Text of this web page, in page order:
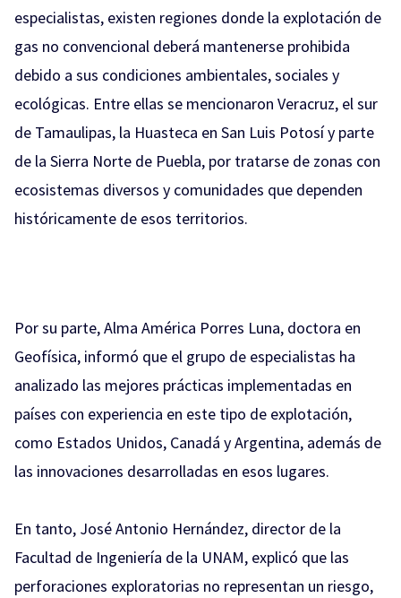
especialistas, existen regiones donde la explotación de
gas no convencional deberá mantenerse prohibida
debido a sus condiciones ambientales, sociales y
ecológicas. Entre ellas se mencionaron Veracruz, el sur
de Tamaulipas, la Huasteca en San Luis Potosí y parte
de la Sierra Norte de Puebla, por tratarse de zonas con
ecosistemas diversos y comunidades que dependen
históricamente de esos territorios.
Por su parte, Alma América Porres Luna, doctora en
Geofísica, informó que el grupo de especialistas ha
analizado las mejores prácticas implementadas en
países con experiencia en este tipo de explotación,
como Estados Unidos, Canadá y Argentina, además de
las innovaciones desarrolladas en esos lugares.
En tanto, José Antonio Hernández, director de la
Facultad de Ingeniería de la UNAM, explicó que las
perforaciones exploratorias no representan un riesgo,